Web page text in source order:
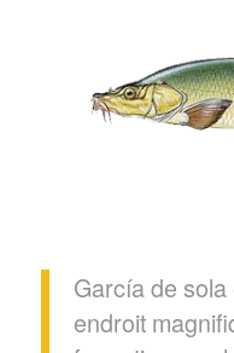
García de
endroit